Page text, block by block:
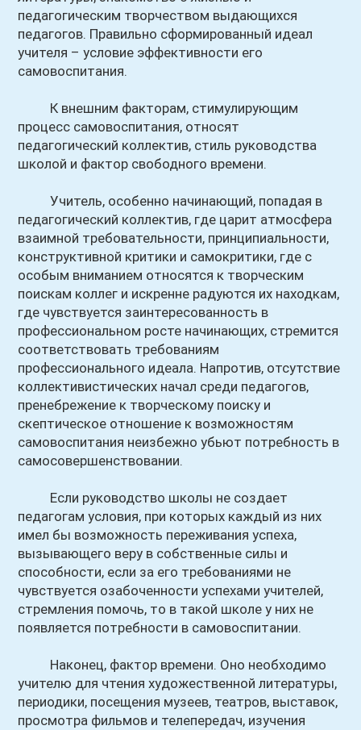
педагогическим творчеством выдающихся
педагогов. Правильно сформированный идеал
учителя – условие эффективности его
самовоспитания.
К внешним факторам, стимулирующим
процесс самовоспитания, относят
педагогический коллектив, стиль руководства
школой и фактор свободного времени.
Учитель, особенно начинающий, попадая в
педагогический коллектив, где царит атмосфера
взаимной требовательности, принципиальности,
конструктивной критики и самокритики, где с
особым вниманием относятся к творческим
поискам коллег и искренне радуются их находкам,
где чувствуется заинтересованность в
профессиональном росте начинающих, стремится
соответствовать требованиям
профессионального идеала. Напротив, отсутствие
коллективистических начал среди педагогов,
пренебрежение к творческому поиску и
скептическое отношение к возможностям
самовоспитания неизбежно убьют потребность в
самосовершенствовании.
Если руководство школы не создает
педагогам условия, при которых каждый из них
имел бы возможность переживания успеха,
вызывающего веру в собственные силы и
способности, если за его требованиями не
чувствуется озабоченности успехами учителей,
стремления помочь, то в такой школе у них не
появляется потребности в самовоспитании.
Наконец, фактор времени. Оно необходимо
учителю для чтения художественной литературы,
периодики, посещения музеев, театров, выставок,
просмотра фильмов и телепередач, изучения